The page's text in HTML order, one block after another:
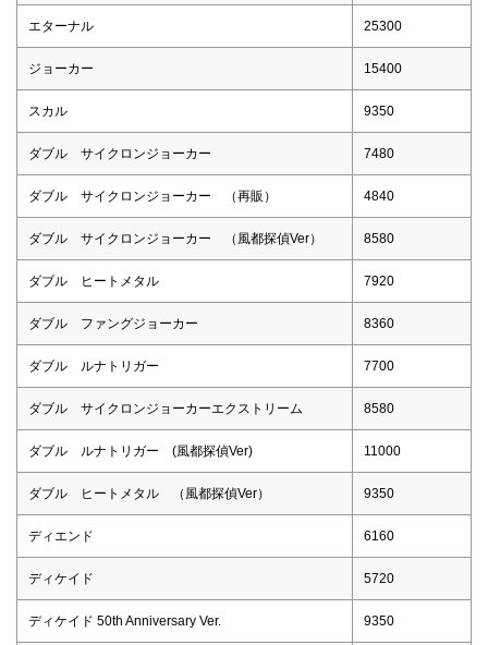
エターナル 25300
ジョーカー 15400
スカル 9350
ダブル サイクロンジョーカー 7480
ダブル サイクロンジョーカー （再販） 4840
ダブル サイクロンジョーカー （風都探偵Ver） 8580
ダブル ヒートメタル 7920
ダブル ファングジョーカー 8360
ダブル ルナトリガー 7700
ダブル サイクロンジョーカーエクストリーム 8580
ダブル ルナトリガー (風都探偵Ver) 11000
ダブル ヒートメタル （風都探偵Ver） 9350
ディエンド 6160
ディケイド 5720
ディケイド 50th Anniversary Ver. 9350